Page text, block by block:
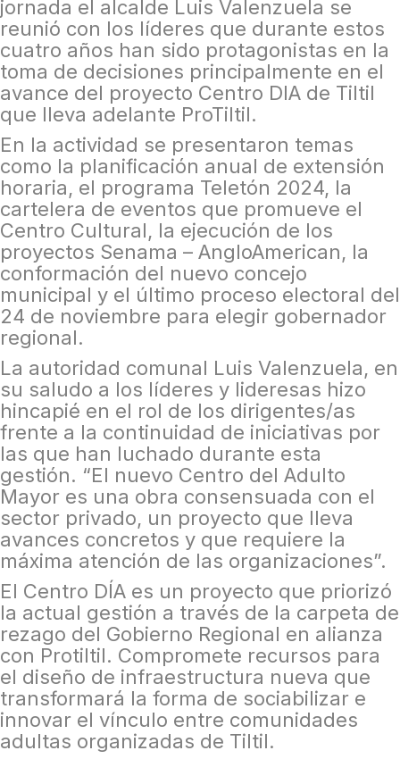
jornada el alcalde Luis Valenzuela se
reunió con los líderes que durante estos
cuatro años han sido protagonistas en la
toma de decisiones principalmente en el
avance del proyecto Centro DIA de Tiltil
que lleva adelante ProTiltil.
En la actividad se presentaron temas
como la planificación anual de extensión
horaria, el programa Teletón 2024, la
cartelera de eventos que promueve el
Centro Cultural, la ejecución de los
proyectos Senama – AngloAmerican, la
conformación del nuevo concejo
municipal y el último proceso electoral del
24 de noviembre para elegir gobernador
regional.
La autoridad comunal Luis Valenzuela, en
su saludo a los líderes y lideresas hizo
hincapié en el rol de los dirigentes/as
frente a la continuidad de iniciativas por
las que han luchado durante esta
gestión. “El nuevo Centro del Adulto
Mayor es una obra consensuada con el
sector privado, un proyecto que lleva
avances concretos y que requiere la
máxima atención de las organizaciones”.
El Centro DÍA es un proyecto que priorizó
la actual gestión a través de la carpeta de
rezago del Gobierno Regional en alianza
con Protiltil. Compromete recursos para
el diseño de infraestructura nueva que
transformará la forma de sociabilizar e
innovar el vínculo entre comunidades
adultas organizadas de Tiltil.